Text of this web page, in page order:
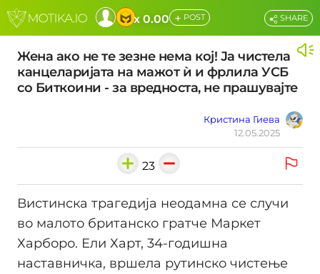
x 0.00 + POST
Жена ако не те зезне нема кој! Ја чистела
канцеларијата на мажот ѝ и фрлила УСБ
со Биткоини - за вредноста, не прашувајте
Кристина Гиева
12.05.2025
SHARE
23
Вистинска трагедија неодамна се случи
во малото британско гратче Маркет
Харборо. Ели Харт, 34-годишна
наставничка, вршела рутинско чистење